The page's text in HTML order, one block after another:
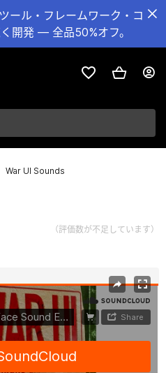
ール・フレームワーク・コ
開発 — 全品50%オフ。
War UI Sounds
（評価数が不足しています）